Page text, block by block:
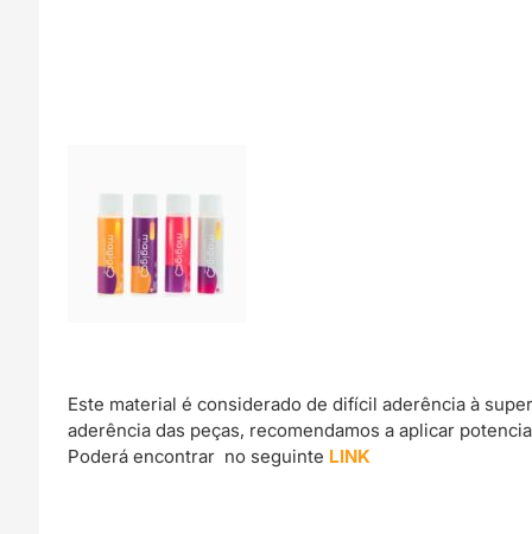
Este material é considerado de difícil aderência à
aderência das peças, recomendamos a aplicar
Poderá encontrar no seguinte LINK